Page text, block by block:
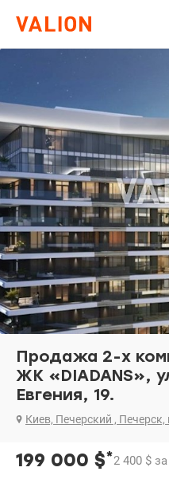
Продажа 2-х
ЖК «DIADANS»,
Евгения, 19.
Киев, Печерский ,
199 000 $*2 400 $